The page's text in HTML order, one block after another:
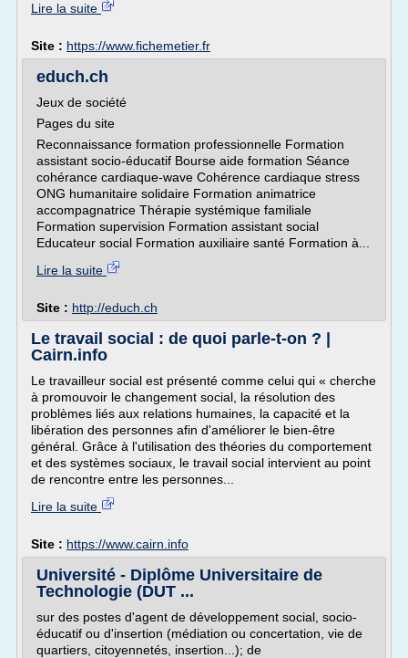
Lire la suite
Site : https://www.fichemetier.fr
educh.ch
Jeux de société
Pages du site
Reconnaissance formation professionnelle Formation
assistant socio-éducatif Bourse aide formation Séance
cohérance cardiaque-wave Cohérence cardiaque stress
ONG humanitaire solidaire Formation animatrice
accompagnatrice Thérapie systémique familiale
Formation supervision Formation assistant social
Educateur social Formation auxiliaire santé Formation à...
Lire la suite
Site : http://educh.ch
Le travail social : de quoi parle-t-on ? |
Cairn.info
Le travailleur social est présenté comme celui qui « cherche
à promouvoir le changement social, la résolution des
problèmes liés aux relations humaines, la capacité et la
libération des personnes afin d'améliorer le bien-être
général. Grâce à l'utilisation des théories du comportement
et des systèmes sociaux, le travail social intervient au point
de rencontre entre les personnes...
Lire la suite
Site : https://www.cairn.info
Université - Diplôme Universitaire de
Technologie (DUT ...
sur des postes d'agent de développement social, socio-
éducatif ou d'insertion (médiation ou concertation, vie de
quartiers, citoyennetés, insertion...); de